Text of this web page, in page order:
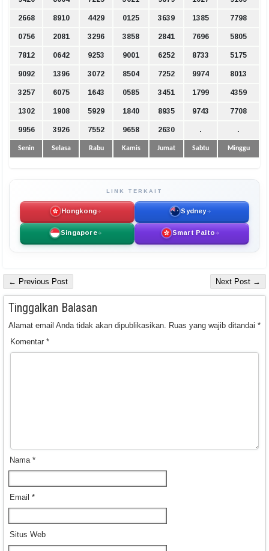
2668 8910 4429 0125 3639 1385 7798
0756 2081 3296 3858 2841 7696 5805
7812 0642 9253 9001 6252 8733 5175
9092 1396 3072 8504 7252 9974 8013
3257 6075 1643 0585 3451 1799 4359
1302 1908 5929 1840 8935 9743 7708
9956 3926 7552 9658 2630 . .
Senin Selasa Rabu Kamis Jumat Sabtu Minggu
LINK TERKAIT
Hongkong Sydney
Singapore Smart Paito
← Previous Post Next Post →
Tinggalkan Balasan
Alamat email Anda tidak akan dipublikasikan. Ruas yang wajib ditandai *
Komentar *
Nama *
Email *
Situs Web